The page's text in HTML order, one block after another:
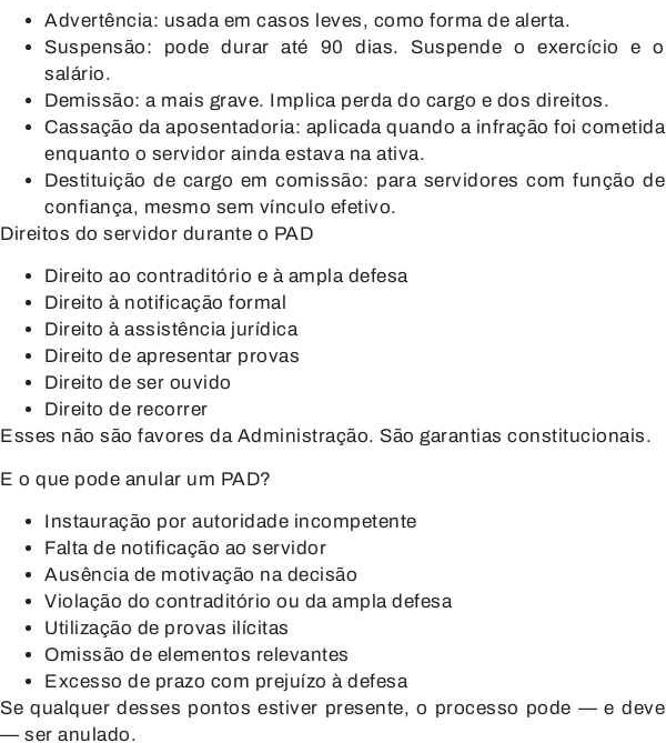
Advertência: usada em casos leves, como forma de alerta.
Suspensão: pode durar até 90 dias. Suspende o exercício e o
salário.
Demissão: a mais grave. Implica perda do cargo e dos direitos.
Cassação da aposentadoria: aplicada quando a infração foi cometida
enquanto o servidor ainda estava na ativa.
Destituição de cargo em comissão: para servidores com função de
confiança, mesmo sem vínculo efetivo.
Direitos do servidor durante o PAD
Direito ao contraditório e à ampla defesa
Direito à notificação formal
Direito à assistência jurídica
Direito de apresentar provas
Direito de ser ouvido
Direito de recorrer
Esses não são favores da Administração. São garantias constitucionais.
E o que pode anular um PAD?
Instauração por autoridade incompetente
Falta de notificação ao servidor
Ausência de motivação na decisão
Violação do contraditório ou da ampla defesa
Utilização de provas ilícitas
Omissão de elementos relevantes
Excesso de prazo com prejuízo à defesa
Se qualquer desses pontos estiver presente, o processo pode — e deve
— ser anulado.